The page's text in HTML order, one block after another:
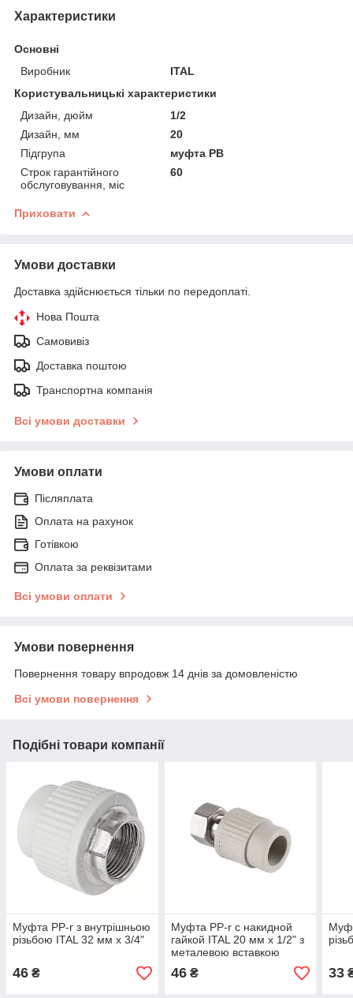
Характеристики
Основні
Виробник
ITAL
Користувальницькі характеристики
Дизайн, дюйм
1/2
Дизайн, мм
20
Підгрупа
муфта РВ
Строк гарантійного
обслуговування, міс
60
Приховати
Умови доставки
Доставка здійснюється тільки по передоплаті.
Нова Пошта
Самовивіз
Доставка поштою
Транспортна компанія
Всі умови доставки
Умови оплати
Післяплата
Оплата на рахунок
Готівкою
Оплата за реквізитами
Всі умови оплати
Умови повернення
Повернення товару впродовж 14 днів за домовленістю
Всі умови повернення
Подібні товари компанії
Муфта PP-r з внутрішньою
різьбою ITAL 32 мм х 3/4"
46 ₴
Муфта PP-r с накидной
гайкой ITAL 20 мм х 1/2" з
металевою вставкою
46₴ 33